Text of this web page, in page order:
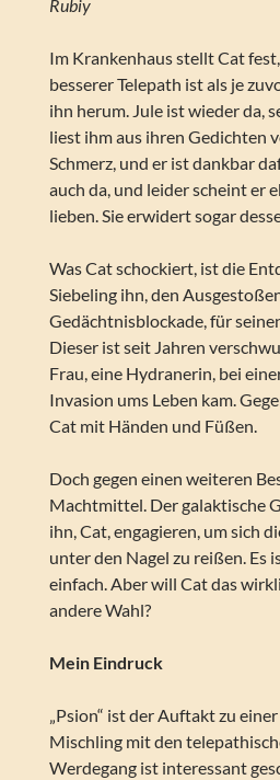
Rubiy
Im Krankenhaus stellt Cat
besserer Telepath ist als je
ihn herum. Jule ist wieder da,
liest ihm aus ihren Gedichten
Schmerz, und er ist dankbar
auch da, und leider scheint er
lieben. Sie erwidert sogar
Was Cat schockiert, ist die
Siebeling ihn, den
Gedächtnisblockade, für
Dieser ist seit Jahren
Frau, eine Hydranerin, bei
Invasion ums Leben kam.
Cat mit Händen und Füßen.
Doch gegen einen weiteren
Machtmittel. Der galaktische
ihn, Cat, engagieren, um sich
unter den Nagel zu reißen. Es
einfach. Aber will Cat das
andere Wahl?
Mein Eindruck
„Psion“ ist der Auftakt zu
Mischling mit den
Werdegang ist interessant